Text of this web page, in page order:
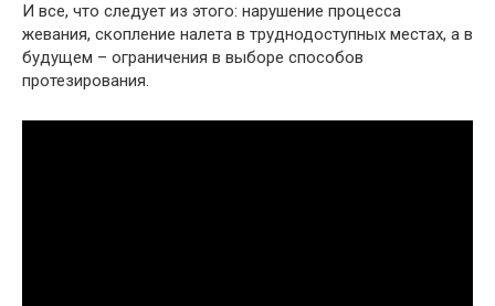
И все, что следует из этого: нарушение процесса
жевания, скопление налета в труднодоступных местах, а в
будущем – ограничения в выборе способов
протезирования.